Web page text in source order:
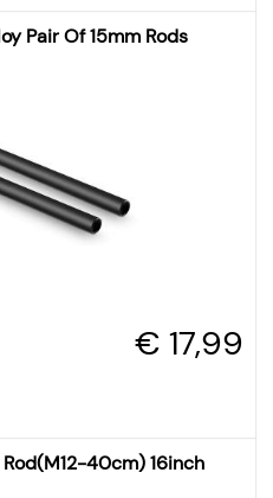
Pair Of 15mm Rods
€ 17,99
40cm) 16inch